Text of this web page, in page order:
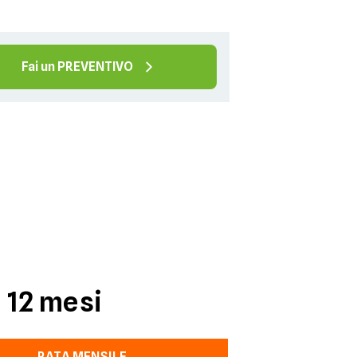
Fai un PREVENTIVO
mesi